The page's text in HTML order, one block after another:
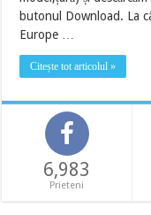
butonul Download. La
Europe …
Citește tot articolul »
6,983
Prieteni